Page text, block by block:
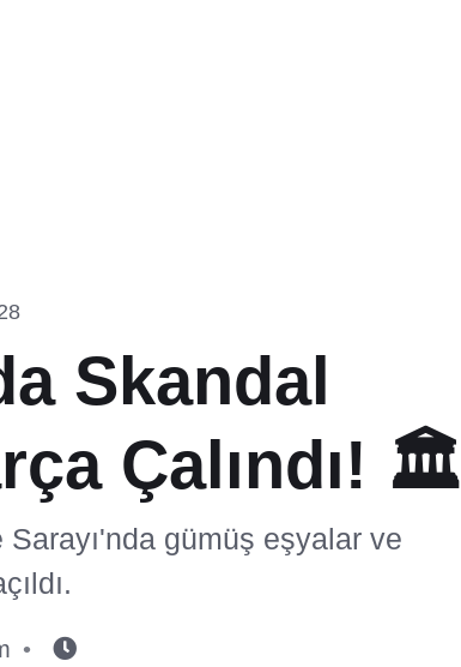
Skandal
Çalındı! 🏛️
gümüş eşyalar ve